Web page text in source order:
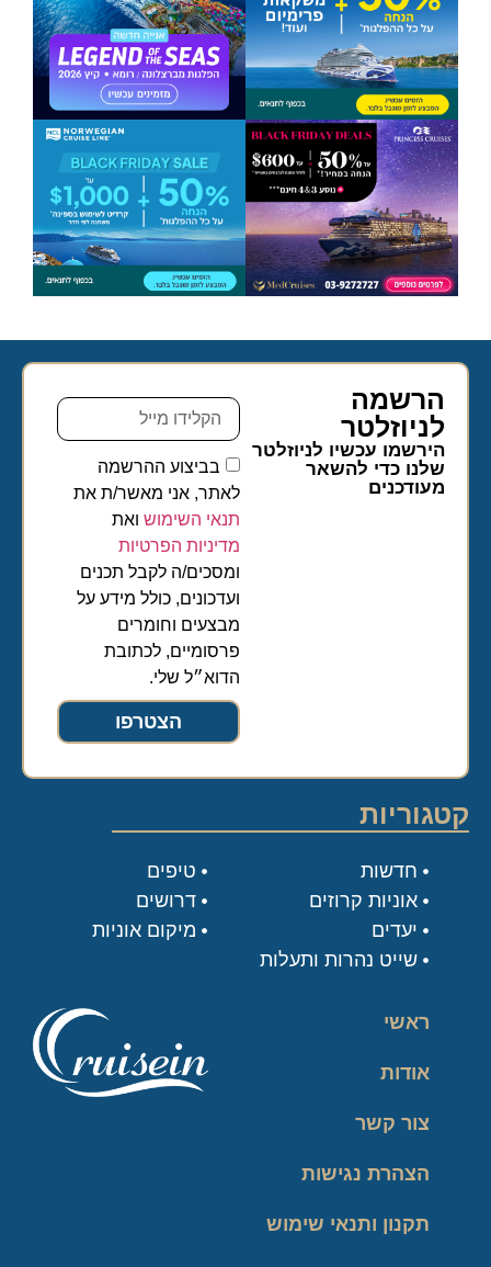
הרשמה
לניוזלטר​
הירשמו עכשיו לניוזלטר
שלנו כדי להשאר
מעודכנים
בביצוע ההרשמה
לאתר, אני מאשר/ת את
תנאי השימושואת
מדיניות הפרטיות
ומסכים/ה לקבל תכנים
ועדכונים, כולל מידע על
מבצעים וחומרים
פרסומיים, לכתובת
הדוא״ל שלי.
הצטרפו
ראשי
אודות
צור קשר
הצהרת נגישות
תקנון ותנאי שימוש
קטגוריות
טיפים
דרושים
מיקום אוניות
חדשות
אוניות קרוזים
יעדים
שייט נהרות ותעלות